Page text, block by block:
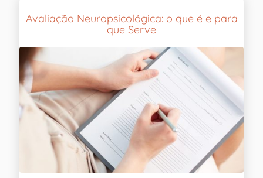
Avaliação Neuropsicológica: o que é e para
que Serve